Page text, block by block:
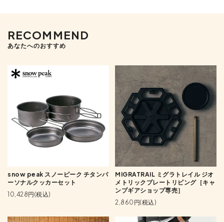
RECOMMEND
あなたへのおすすめ
snow peak スノーピーク チタンパ
ーソナルクッカーセット
10,428円(税込)
MIGRATRAIL ミグラトレイル ジオ
メトリックプレートリビング［キャ
ンプギアショップ専売］
2,860円(税込)